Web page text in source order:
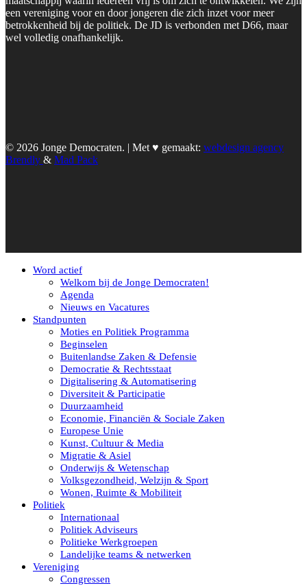
een vereniging voor en door jongeren die zich inzet voor meer
betrokkenheid bij de politiek. De JD is verbonden met D66, maar
wel volledig onafhankelijk.
© 2026 Jonge Democraten. | Met ♥︎ gemaakt: webdesign agency
Brendly & Mad Pack
Word actief
Welkom bij de Jonge Democraten!
Agenda
Nieuws en Vacatures
Standpunten
Moties en Politiek Programma
Beginselen
Buitenlandse Zaken & Defensie
Democratie & Rechtsstaat
Digitalisering & Automatisering
Diversiteit & Participatie
Duurzaamheid
Economie, Financiën & Sociale Zaken
Europese Unie
Kunst, Cultuur & Media
Migratie & Asiel
Onderwijs & Wetenschap
Volksgezondheid, Welzijn & Sport
Wonen, Ruimte & Mobiliteit
Politiek
Internationaal
Politiek Adviseurs
Politieke Werkgroepen
Landelijke teams & netwerken
Vereniging
Congressen